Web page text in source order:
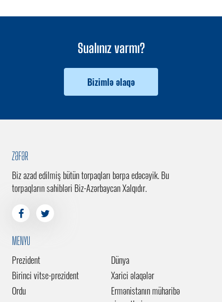
Sualınız varmı?
Bizimlə əlaqə
ZƏFƏR
Biz azad edilmiş bütün torpaqları bərpa edəcəyik. Bu
torpaqların sahibləri Biz-Azərbaycan Xalqıdır.
MENYU
Prezident
Birinci vitse-prezident
Ordu
Dünya
Xarici əlaqələr
Ermənistanın müharibə